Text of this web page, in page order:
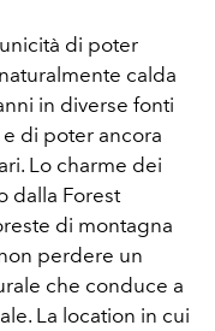
di poter
calda
in diverse fonti
di poter ancora
Lo charme dei
dalla Forest
di montagna
perdere un
che conduce a
La location in cui